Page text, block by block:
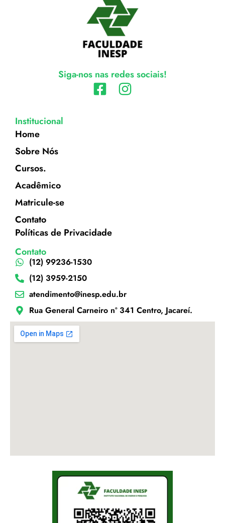
Siga-nos nas redes sociais!
Institucional
Home
Sobre Nós
Cursos.
Acadêmico
Matricule-se
Contato
Políticas de Privacidade
Contato
(12) 99236-1530
(12) 3959-2150
atendimento@inesp.edu.br
Rua General Carneiro nº 341 Centro, Jacareí.